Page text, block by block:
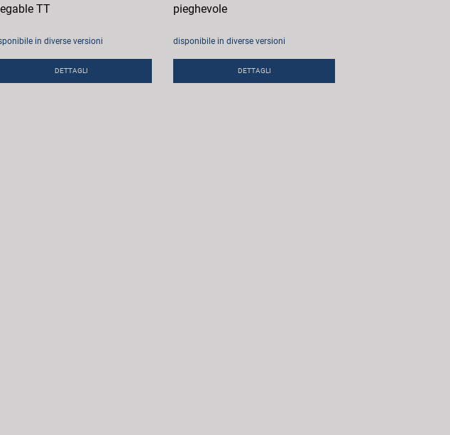
TT
in diverse versioni
DETTAGLI
pieghevole
disponibile in diverse versioni
DETTAGLI